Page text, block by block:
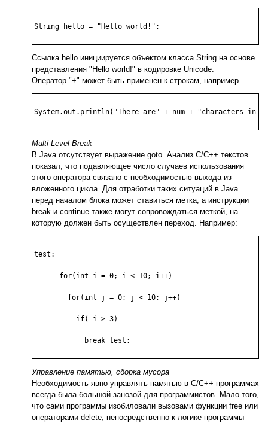
String hello = "Hello world!";
Ссылка hello инициируется объектом класса String на основе
представления "Hello world!" в кодировке Unicode.
Оператор "+" может быть применен к строкам, например
System.out.println("There are" + num + "characters
Multi-Level Break
В Java отсутствует выражение goto. Анализ С/С++ текстов
показал, что подавляющее число случаев использования
этого оператора связано с необходимостью выхода из
вложенного цикла. Для отработки таких ситуаций в Java
перед началом блока может ставиться метка, а инструкции
break и continue также могут сопровождаться меткой, на
которую должен быть осуществлен переход. Например:
test:
      for(int i = 0; i < 10; i++)
Управление памятью, сборка мусора
Необходимость явно управлять памятью в С/С++ программах
всегда была большой занозой для программистов. Мало того,
что сами программы изобиловали вызовами функции free или
операторами delete, непосредственно к логике программы